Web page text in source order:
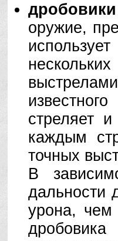
дробовики
оружие,
стреляет
каждым
точных
В
дальности
урона, чем